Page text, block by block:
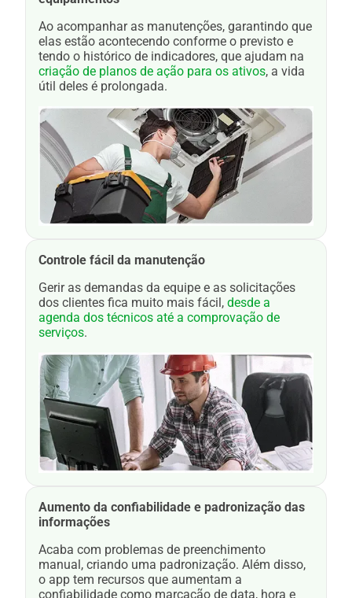
Ao acompanhar as manutenções, garantindo que
elas estão acontecendo conforme o previsto e
tendo o histórico de indicadores, que ajudam na
criação de planos de ação para os ativos, a vida
útil deles é prolongada.
Controle fácil da manutenção
Gerir as demandas da equipe e as solicitações
dos clientes fica muito mais fácil, desde a
agenda dos técnicos até a comprovação de
serviços.
Aumento da confiabilidade e padronização das
informações
Acaba com problemas de preenchimento
manual, criando uma padronização. Além disso,
o app tem recursos que aumentam a
confiabilidade como marcação de data, hora e